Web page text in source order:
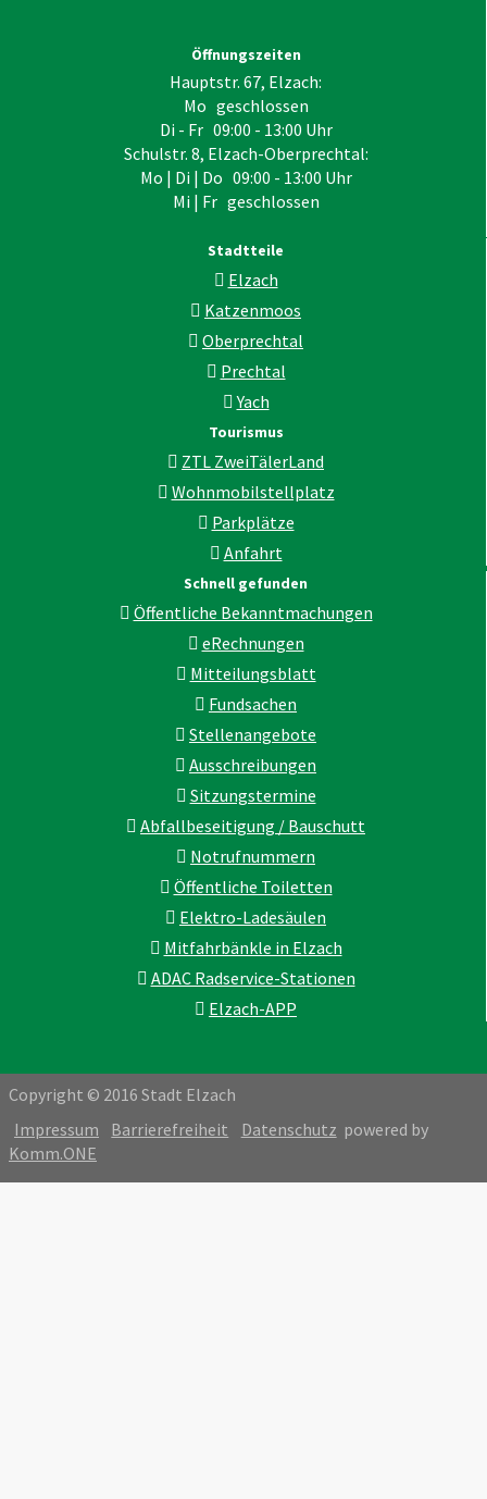
Öffnungszeiten
Hauptstr. 67, Elzach:
Mo geschlossen
Di - Fr 09:00 - 13:00 Uhr
Schulstr. 8, Elzach-Oberprechtal:
Mo | Di | Do 09:00 - 13:00 Uhr
Mi | Fr geschlossen
Stadtteile
Elzach
Katzenmoos
Oberprechtal
Prechtal
Yach
Tourismus
ZTL ZweiTälerLand
Wohnmobilstellplatz
Parkplätze
Anfahrt
Schnell gefunden
Öffentliche Bekanntmachungen
eRechnungen
Mitteilungsblatt
Fundsachen
Stellenangebote
Ausschreibungen
Sitzungstermine
Abfallbeseitigung / Bauschutt
Notrufnummern
Öffentliche Toiletten
Elektro-Ladesäulen
Mitfahrbänkle in Elzach
ADAC Radservice-Stationen
Elzach-APP
Copyright © 2016 Stadt Elzach
Impressum
Barrierefreiheit Datenschutz powered by
Komm.ONE